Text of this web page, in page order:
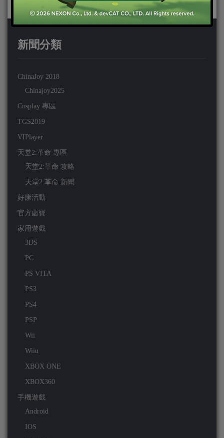
新聞分類
ChinaJoy 2018
Chinajoy2025
Cosplay 專區
TGS2019
VIPlayer
天堂2:革命 專區
天堂2:革命 攻略
天堂2:革命 新聞
好康活動
官方虛寶
家用遊戲
3DS
PC
PS VITA
PS3
PS4
PSP
Wii
Wiiu
XBOX ONE
XBOX360
手機遊戲
Android
IOS